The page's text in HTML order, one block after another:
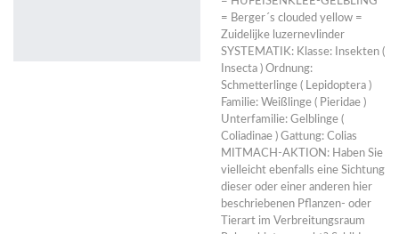
= Berger´s clouded yellow =
Zuidelijke luzernevlinder
SYSTEMATIK: Klasse: Insekten (
Insecta ) Ordnung:
Schmetterlinge ( Lepidoptera )
Familie: Weißlinge ( Pieridae )
Unterfamilie: Gelblinge (
Coliadinae ) Gattung: Colias
MITMACH-AKTION: Haben Sie
vielleicht ebenfalls eine Sichtung
dieser oder einer anderen hier
beschriebenen Pflanzen- oder
Tierart im Verbreitungsraum